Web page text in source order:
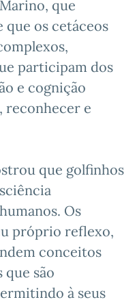
que
que os cetáceos
participam dos
e cognição
reconhecer e
que golfinhos
Os
próprio reflexo,
conceitos
que são
à seus